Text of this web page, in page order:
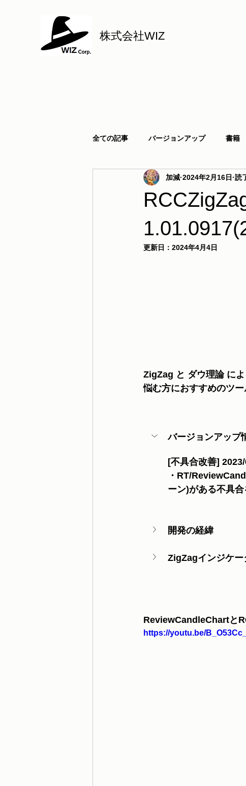
株式会社WIZ
全ての記事 バージョンアップ 書籍
加減 2024年2月16日 読
更新日： 2024年4月4日
ZigZag と ダウ理論 に
悩む方におすすめのツー
バージョンアップ
[不具合改善]
・RT/
ーン)がある不具
開発の経緯
ZigZagインジケー
ReviewCandleChartと
https://youtu.be/